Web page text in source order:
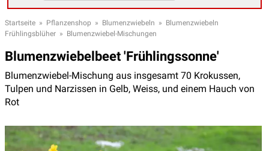
Startseite » Pflanzenshop » Blumenzwiebeln » Blumenzwiebeln
Frühlingsblüher » Blumenzwiebel-Mischungen
Blumenzwiebelbeet 'Frühlingssonne'
Blumenzwiebel-Mischung aus insgesamt 70 Krokussen,
Tulpen und Narzissen in Gelb, Weiss, und einem Hauch von
Rot